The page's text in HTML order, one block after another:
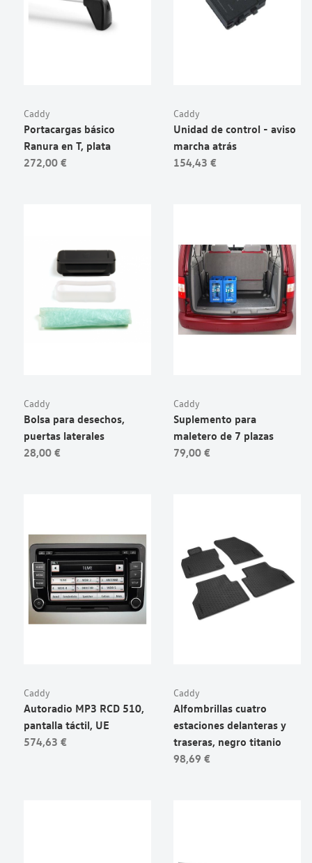
Caddy
Portacargas básico
Ranura en T, plata
272,00 €
Caddy
Unidad de control - aviso
marcha atrás
154,43 €
Caddy
Bolsa para desechos,
puertas laterales
28,00 €
Caddy
Suplemento para
maletero de 7 plazas
79,00 €
Caddy
Autoradio MP3 RCD 510,
pantalla táctil, UE
574,63 €
Caddy
Alfombrillas cuatro
estaciones delanteras y
traseras, negro titanio
98,69 €